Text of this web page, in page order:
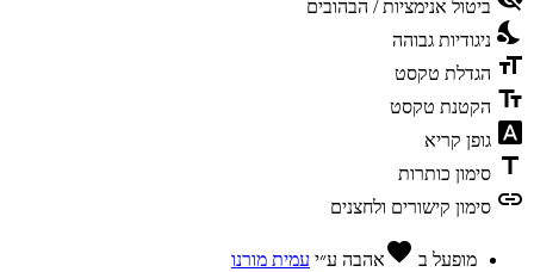
ביטול אנימציות / הבהובים
nights_stay ניגודיות גבוהה
format_size הגדלת טקסט
text_fields הקטנת טקסט
font_download גופן קריא
title סימון כותרות
link סימון קישורים ולחצנים
מופעל ב favoriteאהבה ע״י עמית מורנו